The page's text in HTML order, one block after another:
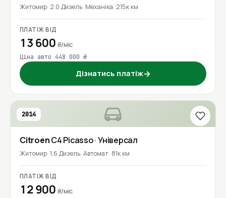
Житомир 2.0 Дизель Механіка 215к км
ПЛАТІЖ ВІД
13 600 ₴/міс
Ціна авто 448 000 ₴
Дізнатись платіж→
2014
CitroenC4 Picasso· Універсал
Житомир 1.6 Дизель Автомат 81к км
ПЛАТІЖ ВІД
12 900 ₴/міс